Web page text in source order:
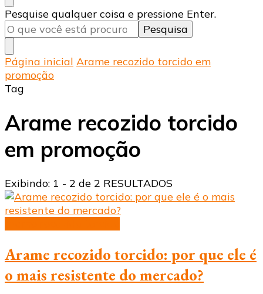
Procurando
algo?
Pesquise qualquer coisa e pressione Enter.
Página inicial Arame recozido torcido em
promoção
Tag
Arame recozido torcido
em promoção
Exibindo: 1 - 2 de 2 RESULTADOS
Arame recozido torcido: por que ele é
o mais resistente do mercado?